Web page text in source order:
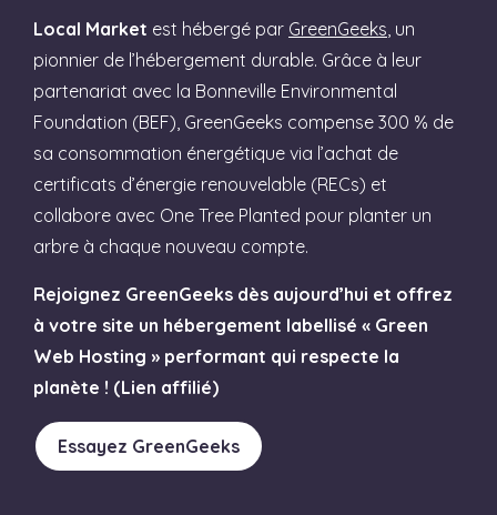
Local Market est hébergé par GreenGeeks , un
pionnier de l’hébergement durable. Grâce à leur
partenariat avec la Bonneville Environmental
Foundation (BEF), GreenGeeks compense 300 % de
sa consommation énergétique via l’achat de
certificats d’énergie renouvelable (RECs) et
collabore avec One Tree Planted pour planter un
arbre à chaque nouveau compte.
Rejoignez GreenGeeks dès aujourd’hui et offrez
à votre site un hébergement labellisé « Green
Web Hosting » performant qui respecte la
planète ! (Lien affilié)
Essayez GreenGeeks